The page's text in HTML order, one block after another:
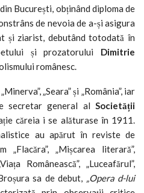
București, obținând diploma de
de nevoia de a-și asigura
și ziarist, debutând totodată în
și prozatorului Dimitrie
românesc.
„Seara” și „România”, iar
secretar general al Societății
căreia i se alăturase în 1911.
au apărut în reviste de
„Mișcarea literară”,
Românească”, „Luceafărul”,
sa de debut, „Opera d-lui